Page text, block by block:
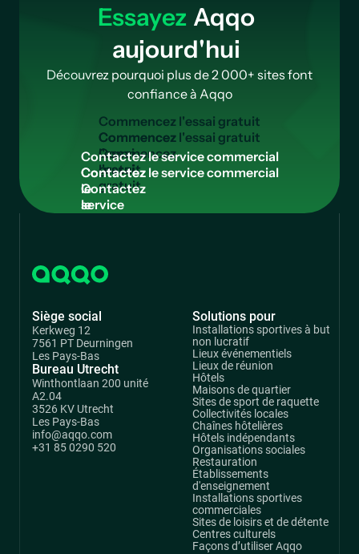
Essayez Aqqo
aujourd'hui
Découvrez pourquoi plus de 2 000+ sites font
confiance à Aqqo
Commencezl'essaigratuit
Commencez
l'essai
gratuit
Contactezleservicecommercial
Contactez
le
service
Siège social
Kerkweg 12
7561 PT Deurningen
Les Pays-Bas
Bureau Utrecht
Winthontlaan 200 unité
A2.04
3526 KV Utrecht
Les Pays-Bas
info@aqqo.com
+31 85 0290 520
Solutions pour
Installations sportives à but
non lucratif
Lieux événementiels
Lieux de réunion
Hôtels
Maisons de quartier
Sites de sport de raquette
Collectivités locales
Chaînes hôtelières
Hôtels indépendants
Organisations sociales
Restauration
Établissements
d'enseignement
Installations sportives
commerciales
Sites de loisirs et de détente
Centres culturels
Façons d’utiliser Aqqo